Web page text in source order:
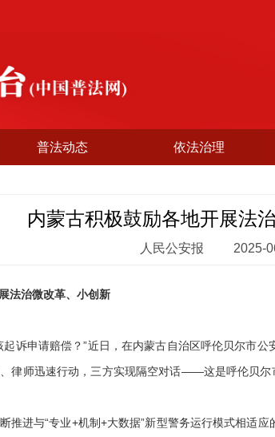
普法动态 依法治理
内蒙古积极鼓励各地开展法
人民公安报 2025-
法治微改革、小创新
申请赔偿？”近日，在内蒙古自治区呼伦贝尔市公
律师迅速行动，三方实现隔空对话——这是呼伦贝尔
进与“专业+机制+大数据”新型警务运行模式相适应